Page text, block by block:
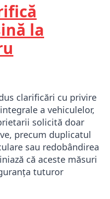
la
clarificări cu privire
a vehiculelor,
solicită doar
precum duplicatul
sau redobândirea
că aceste măsuri
tuturor